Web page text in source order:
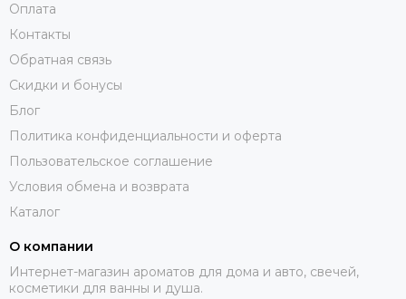
Оплата
Контакты
Обратная связь
Скидки и бонусы
Блог
Политика конфиденциальности и оферта
Пользовательское соглашение
Условия обмена и возврата
Каталог
О компании
Интернет-магазин ароматов для дома и авто, свечей,
косметики для ванны и душа.